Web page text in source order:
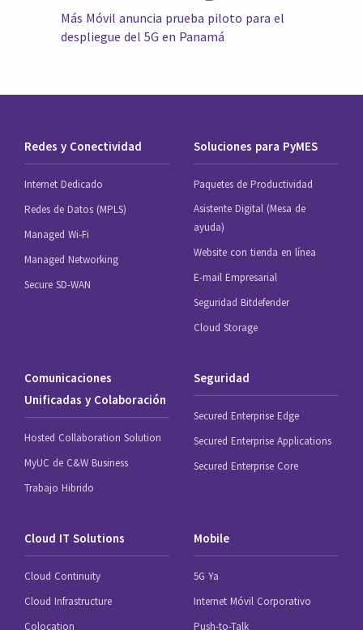
Más Móvil anuncia prueba piloto para el
despliegue del 5G en Panamá
Redes y Conectividad
Internet Dedicado
Redes de Datos (MPLS)
Managed Wi-Fi
Managed Networking
Secure SD-WAN
Soluciones para PyMES
Paquetes de Productividad
Asistente Digital (Mesa de
ayuda)
Website con tienda en línea
E-mail Empresarial
Seguridad Bitdefender
Cloud Storage
Comunicaciones
Unificadas y Colaboración
Hosted Collaboration Solution
MyUC de C&W Business
Trabajo Hibrido
Seguridad
Secured Enterprise Edge
Secured Enterprise Applications
Secured Enterprise Core
Cloud IT Solutions
Cloud Continuity
Cloud Infrastructure
Colocation
Mobile
5G Ya
Internet Móvil Corporativo
Push-to-Talk